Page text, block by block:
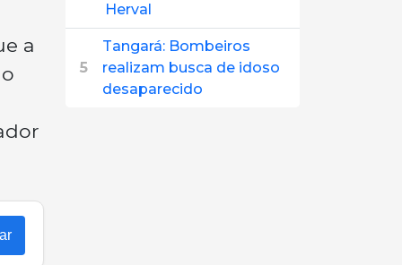
a
Herval
5
Tangará: Bombeiros
realizam busca de idoso
desaparecido